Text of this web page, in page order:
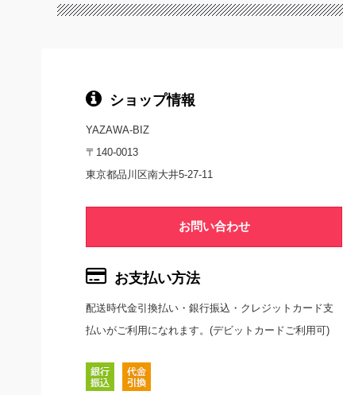
ショップ情報
YAZAWA-BIZ
〒140-0013
東京都品川区南大井5-27-11
お問い合わせ
お支払い方法
配送時代金引換払い・銀行振込・クレジットカード支
払いがご利用になれます。(デビットカードご利用可)